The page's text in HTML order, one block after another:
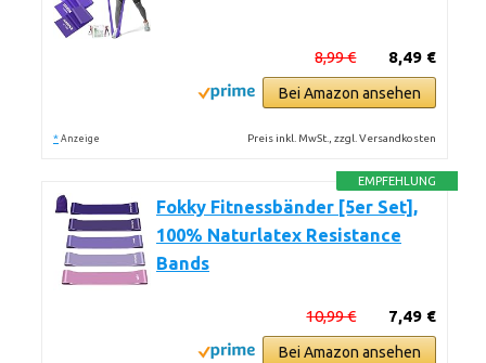
8,49 €
8,99 €
Bei Amazon ansehen
* Anzeige Preis inkl. MwSt., zzgl. Versandkosten
EMPFEHLUNG
Fokky Fitnessbänder [5er Set],
100% Naturlatex Resistance
Bands
7,49 €
10,99 €
Bei Amazon ansehen